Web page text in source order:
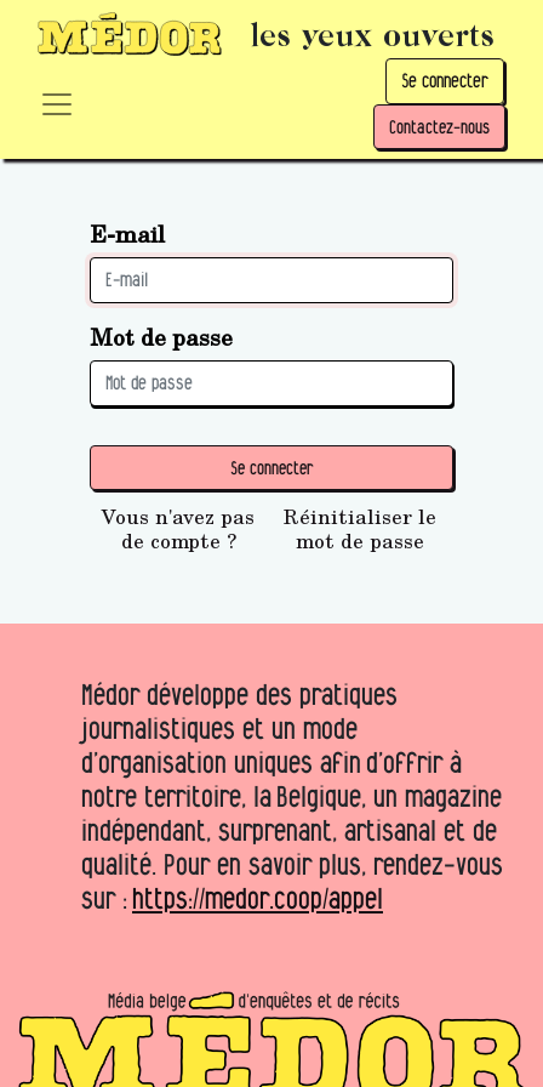
les yeux ouverts
Se connecter
Contactez-nous
E-mail
Mot de passe
Se connecter
Vous n'avez pas
de compte ?
Réinitialiser le
mot de passe
Médor développe des pratiques
journalistiques et un mode
d’organisation uniques afin d’offrir à
notre territoire, la Belgique, un magazine
indépendant, surprenant, artisanal et de
qualité. Pour en savoir plus, rendez-vous
sur : https://medor.coop/appel